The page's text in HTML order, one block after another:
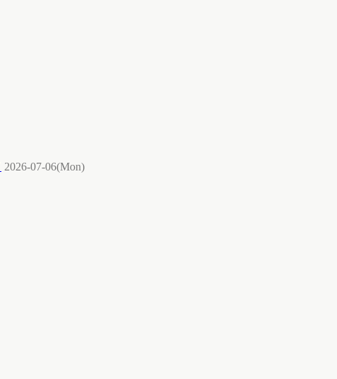
2026-07-06(Mon)